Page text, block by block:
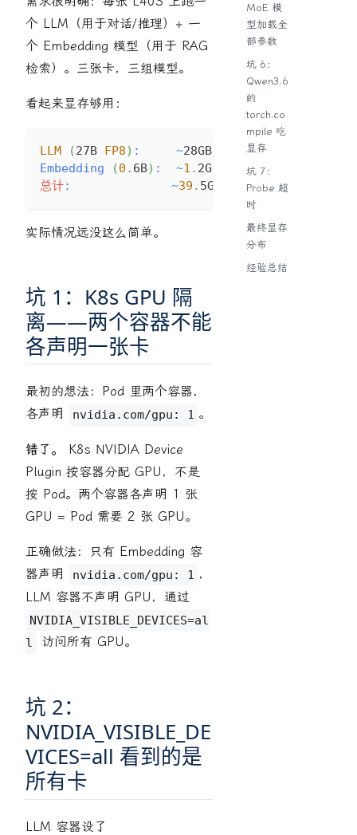
个 LLM（用于对话/推理）+ 一
个 Embedding 模型（用于 RAG
检索）。三张卡，三组模型。
看起来显存够用：
LLM (27B FP8) : ~28GB 权重 + ~
Embedding
(0 . 6B) : ~1 . 2GB 权重 +
总计: ~39 . 5GB 48GB，还剩
实际情况远没这么简单。
坑 1：K8s GPU 隔
离——两个容器不能
各声明一张卡
最初的想法：Pod 里两个容器，
各声明
nvidia.com/gpu: 1 。
错了。
K8s NVIDIA Device
Plugin 按容器分配 GPU，不是
按 Pod。两个容器各声明 1 张
GPU = Pod 需要 2 张 GPU。
正确做法：只有 Embedding 容
器声明
nvidia.com/gpu: 1 ，
LLM 容器不声明 GPU，通过
NVIDIA_VISIBLE_DEVICES=al
l
访问所有 GPU。
坑 2：
NVIDIA_VISIBLE_DE
VICES=all 看到的是
所有卡
LLM 容器设了
MoE 模
型加载全
部参数
坑 6：
Qwen3.6
的
torch.co
mpile 吃
显存
坑 7：
Probe 超
时
最终显存
分布
经验总结